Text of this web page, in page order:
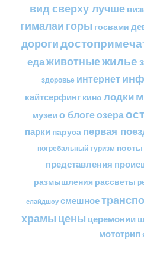
вид сверху лучше
гималаи горы госвами
дороги
едаживотныежилье
здоровье интернет
кайтсерфинг кино лодки
музеи о блогеозера
парки паруса первая
погребальный туризм
представления
размышления рассветы
слайдшоу смешное
храмы цены церемонии
мототрип